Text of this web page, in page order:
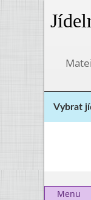
Vybrat
Menu